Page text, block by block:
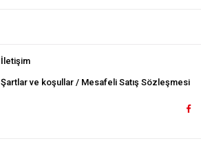
İletişim
Şartlar ve koşullar / Mesafeli Satış Sözleşmesi